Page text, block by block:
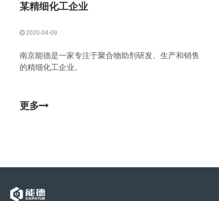
某精细化工企业
2020-04-09
南京能德是一家专注于聚合物助剂研发、生产和销售
的精细化工企业。
更多